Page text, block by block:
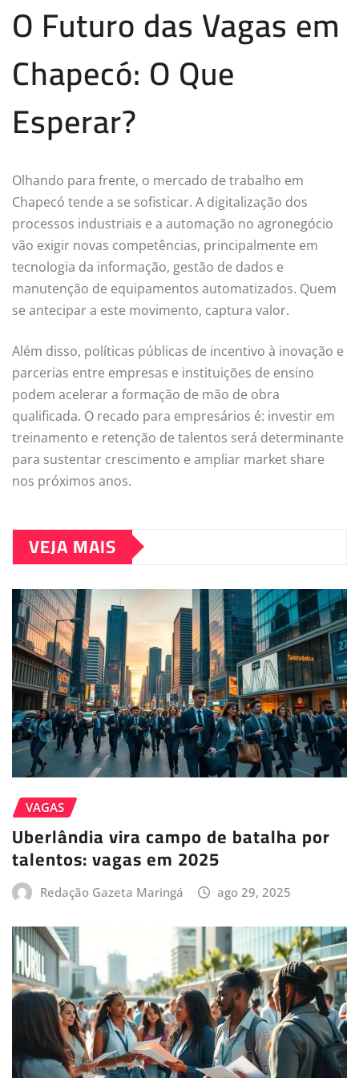
O Futuro das Vagas em
Chapecó: O Que
Esperar?
Olhando para frente, o mercado de trabalho em
Chapecó tende a se sofisticar. A digitalização dos
processos industriais e a automação no agronegócio
vão exigir novas competências, principalmente em
tecnologia da informação, gestão de dados e
manutenção de equipamentos automatizados. Quem
se antecipar a este movimento, captura valor.
Além disso, políticas públicas de incentivo à inovação e
parcerias entre empresas e instituições de ensino
podem acelerar a formação de mão de obra
qualificada. O recado para empresários é: investir em
treinamento e retenção de talentos será determinante
para sustentar crescimento e ampliar market share
nos próximos anos.
VEJA MAIS
VAGAS
Uberlândia vira campo de batalha por
talentos: vagas em 2025
Redação Gazeta Maringá ago 29, 2025